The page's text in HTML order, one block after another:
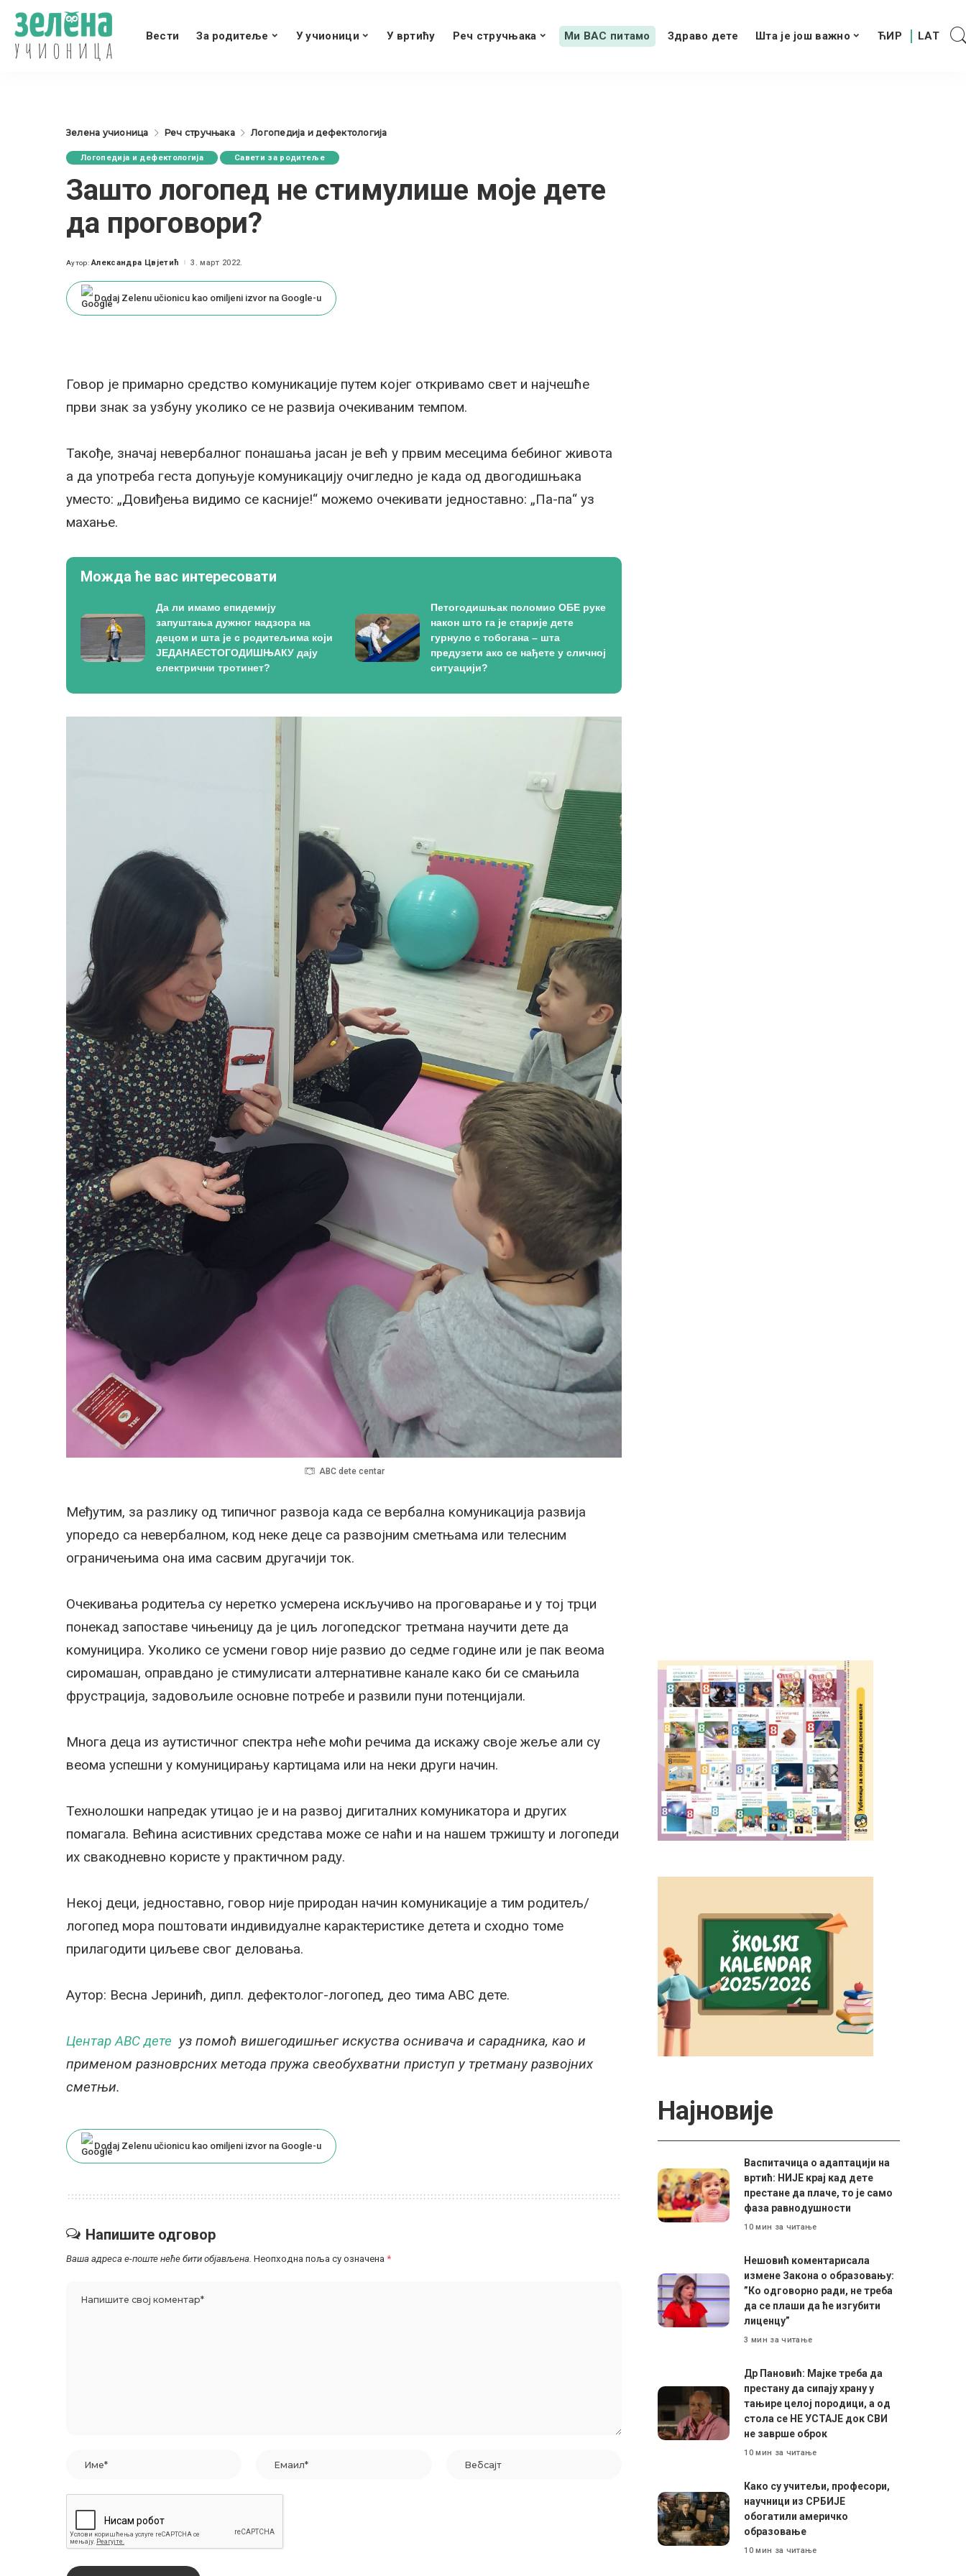
Вести За родитеље У учионици У вртићу Реч стручњака Ми ВАС питамо Здраво дете Шта је још важно
Зелена учионица Реч стручњака Логопедија и дефектологија
Логопедија и дефектологија Савети за родитеље
Зашто логопед не стимулише моје дете
да проговори?
Posted
Аутор: Александра Цвјетић 3. март 2022.
Dodaj Zelenu učionicu kao omiljeni izvor na Google-u
Говор је примарно средство комуникације путем којег откривамо свет и најчешће
први знак за узбуну уколико се не развија очекиваним темпом.
Такође, значај невербалног понашања јасан је већ у првим месецима бебиног живота
а да употреба геста допуњује комуникацију очигледно је када од двогодишњака
уместо: „Довиђења видимо се касније!“ можемо очекивати једноставно: „Па-па“ уз
махање.
Можда ће вас интересовати
Да ли имамо епидемију
запуштања дужног надзора на
децом и шта је с родитељима који
ЈЕДАНАЕСТОГОДИШЊАКУ дају
електрични тротинет?
Петогодишњак поломио ОБЕ руке
након што га је старије дете
гурнуло с тобогана – шта
предузети ако се нађете у сличној
ситуацији?
ABC dete centar
Међутим, за разлику од типичног развоја када се вербална комуникација развија
упоредо са невербалном, код неке деце са развојним сметњама или телесним
ограничењима она има сасвим другачији ток.
Очекивања родитеља су неретко усмерена искључиво на проговарање и у тој трци
понекад запоставе чињеницу да је циљ логопедског третмана научити дете да
комуницира. Уколико се усмени говор није развио до седме године или је пак веома
сиромашан, оправдано је стимулисати алтернативне канале како би се смањила
фрустрација, задовољиле основне потребе и развили пуни потенцијали.
Многа деца из аутистичног спектра неће моћи речима да искажу своје жеље али су
веома успешни у комуницирању картицама или на неки други начин.
Технолошки напредак утицао је и на развој дигиталних комуникатора и других
помагала. Већина асистивних средстава може се наћи и на нашем тржишту и логопеди
их свакодневно користе у практичном раду.
Некој деци, једноставно, говор није природан начин комуникације а тим родитељ/
логопед мора поштовати индивидуалне карактеристике детета и сходно томе
прилагодити циљеве свог деловања.
Аутор: Весна Јеринић, дипл. дефектолог-логопед, део тима ABC дете.
ЦентарABC дете уз помоћ вишегодишњег искуства оснивача и сарадника, као и
применом разноврсних метода пружа свеобухватни приступ у третману развојних
сметњи.
Dodaj Zelenu učionicu kao omiljeni izvor na Google-u
Напишите одговор
Ваша адреса е-поште неће бити објављена. Неопходна поља су означена *
Најновије
Васпитачица о адаптацији на
вртић: НИЈЕ крај кад дете
престане да плаче, то је само
фаза равнодушности
10 мин за читање
Нешовић коментарисала
измене Закона о образовању:
”Ко одговорно ради, не треба
да се плаши да ће изгубити
лиценцу”
3 мин за читање
Др Пановић: Мајке треба да
престану да сипају храну у
тањире целој породици, а од
стола се НЕ УСТАЈЕ док СВИ
не заврше оброк
10 мин за читање
Како су учитељи, професори,
научници из СРБИЈЕ
обогатили америчко
образовање
10 мин за читање